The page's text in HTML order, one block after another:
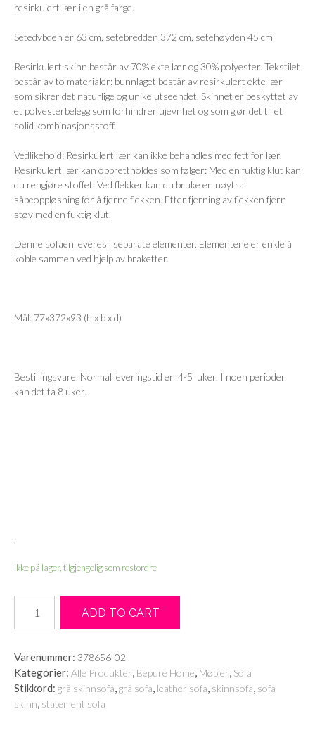
resirkulert lær i en grå farge.
Setedybden er 63 cm, setebredden 372 cm, setehøyden 45 cm
Resirkulert skinn består av 70% ekte lær og 30% polyester. Tekstilet
består av to materialer: bunnlaget består av resirkulert ekte lær
som sikrer det naturlige og unike utseendet. Skinnet er beskyttet av
et polyesterbelegg som forhindrer ujevnhet og som gjør det til et
solid kombinasjonsstoff.
Vedlikehold: Resirkulert lær kan ikke behandles med fett for lær.
Resirkulert lær kan opprettholdes som følger: Med en fuktig klut kan
du rengjøre stoffet. Ved flekker kan du bruke en nøytral
såpeoppløsning for å fjerne flekken. Etter fjerning av flekken fjern
støv med en fuktig klut.
Denne sofaen leveres i separate elementer. Elementene er enkle å
koble sammen ved hjelp av braketter.
Mål: 77x372x93 (h x b x d)
Bestillingsvare. Normal leveringstid er 4-5 uker. I noen perioder
kan det ta 8 uker.
.
Ikke på lager, tilgjengelig som restordre
seter
xl,
grå
skinn
antall
ADD TO CART
Varenummer: 378656-02
Kategorier: Alle Produkter, Bepure Home, Møbler, Sofa
Stikkord: grå skinnsofa,grå sofa, leather sofa, skinnsofa, sofa
skinn, statement sofa